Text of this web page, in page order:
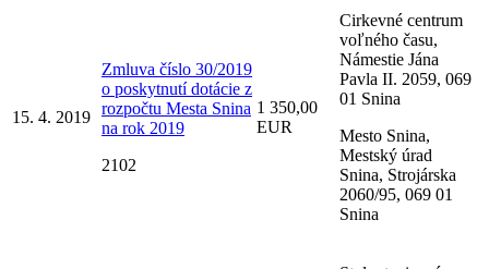
15. 4. 2019
Zmluva číslo 30/2019
o poskytnutí dotácie z
rozpočtu Mesta Snina
na rok 2019
2102
1 350,00
EUR
Cirkevné centrum
voľného času,
Námestie Jána
Pavla II. 2059, 069
01 Snina
Mesto Snina,
Mestský úrad
Snina, Strojárska
2060/95, 069 01
Snina